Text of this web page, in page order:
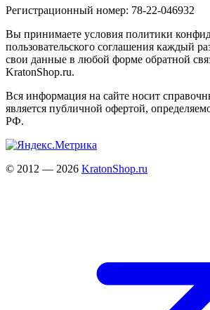
Регистрационный номер: 78-22-046932
Вы принимаете условия политики
пользовательского соглашения каждый
свои данные в любой форме обратной
KratonShop.ru.
Вся информация на сайте носит
является публичной офертой,
РФ.
© 2012 — 2026 KratonShop.ru